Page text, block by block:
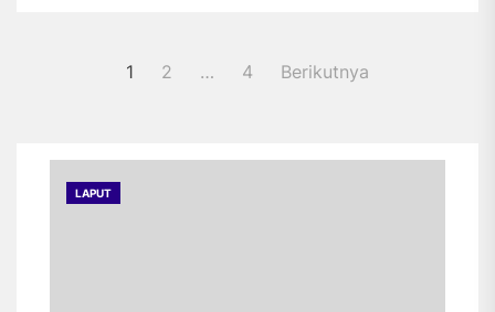
1 2 … 4 Berikutnya
LAPUT